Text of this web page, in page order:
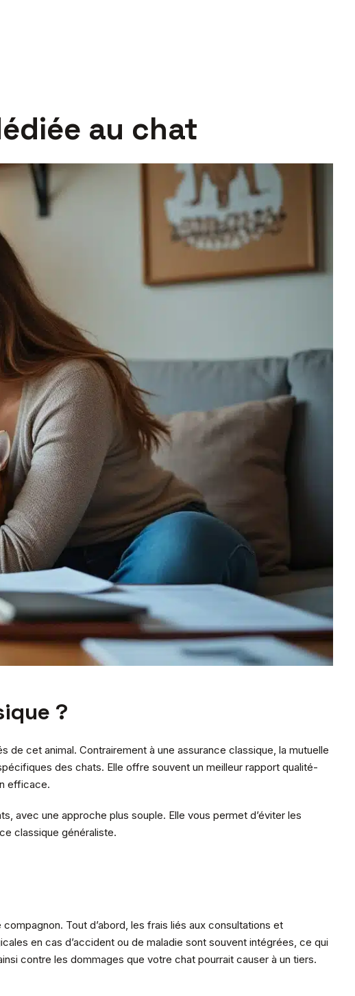
au chat
?
cet animal. Contrairement à une assurance classique, la mutuelle
des chats. Elle offre souvent un meilleur rapport qualité-
efficace.
avec une approche plus souple. Elle vous permet d’éviter les
classique généraliste.
Tout d’abord, les frais liés aux consultations et
en cas d’accident ou de maladie sont souvent intégrées, ce qui
contre les dommages que votre chat pourrait causer à un tiers.